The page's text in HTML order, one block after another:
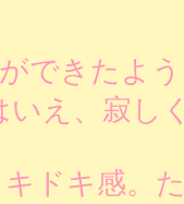
できたよ
いえ、寂し
ドキ感。